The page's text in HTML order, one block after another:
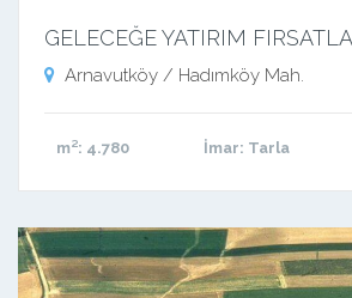
Arnavutköy / Hadımköy Mah.
m²: 4.780 İmar: Tarla